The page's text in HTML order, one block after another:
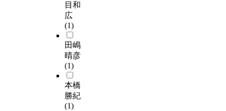
目和
広
(1)
田嶋
晴彦
(1)
本橋
勝紀
(1)